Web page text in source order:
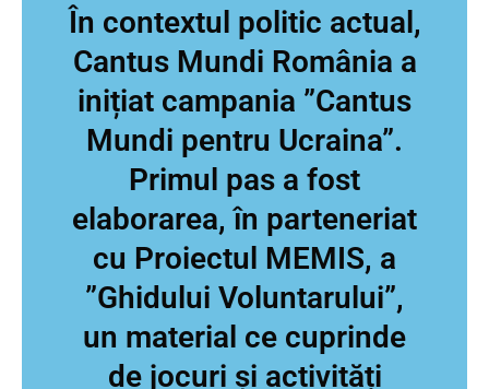
În contextul politic actual,
Cantus Mundi România a
inițiat campania ”Cantus
Mundi pentru Ucraina”.
Primul pas a fost
elaborarea, în parteneriat
cu Proiectul MEMIS, a
”Ghidului Voluntarului”,
un material ce cuprinde
de jocuri și activități